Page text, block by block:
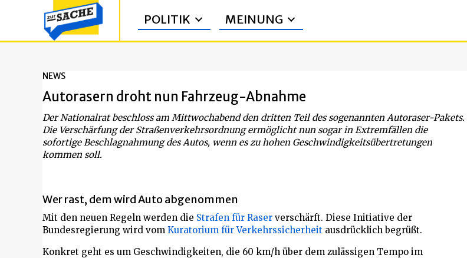
POLITIK MEINUNG
NEWS
Autorasern droht nun Fahrzeug-Abnahme
Der Nationalrat beschloss am Mittwochabend den dritten Teil des sogenannten Autoraser-Pakets.
Die Verschärfung der Straßenverkehrsordnung ermöglicht nun sogar in Extremfällen die
sofortige Beschlagnahmung des Autos, wenn es zu hohen Geschwindigkeitsübertretungen
kommen soll.
Wer rast, dem wird Auto abgenommen
Mit den neuen Regeln werden die Strafen für Raser verschärft. Diese Initiative der
Bundesregierung wird vom Kuratorium für Verkehrssicherheit ausdrücklich begrüßt.
Konkret geht es um Geschwindigkeiten, die 60 km/h über dem zulässigen Tempo im